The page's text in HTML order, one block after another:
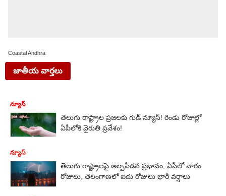
Coastal Andhra
జాతీయ వార్తలు
న్యూస్
తెలుగు రాష్ట్రాల ప్రజలకు గుడ్ న్యూస్‌! రెండు రోజుల్లో
ఏపీలోకి నైరుతి ప్రవేశం!
న్యూస్
తెలుగు రాష్ట్రాలపై అల్పపీడన ప్రభావం, ఏపీలో వారం
రోజులు, తెలంగాణలో ఐదు రోజులు భారీ వర్షాలు